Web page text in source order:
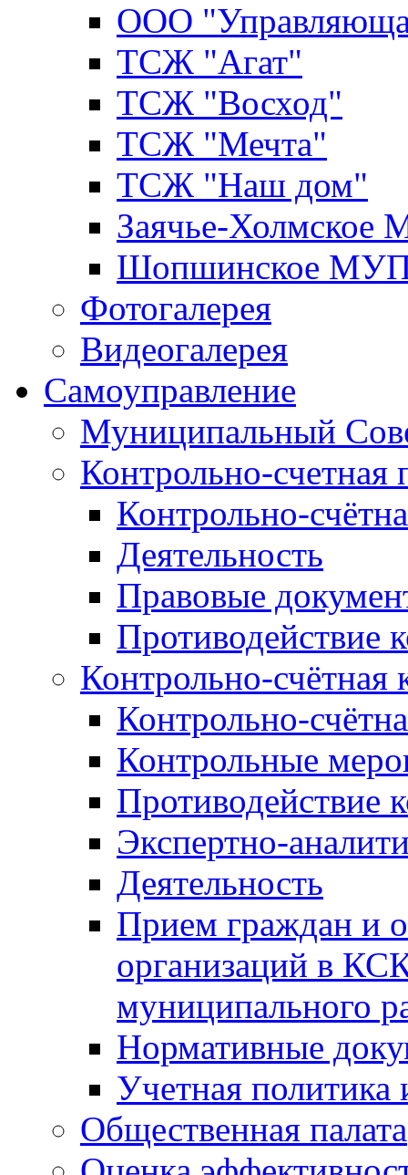
ООО
ТСЖ "Агат"
ТСЖ "Восход"
ТСЖ "Мечта"
ТСЖ "Наш дом"
Заячье-
Шопшинское
Фотогалерея
Видеогалерея
Самоуправление
Муниципальный
Контрольно-счетная
Контрольно-
Деятельность
Правовые
Противодействие
Контрольно-счётная
Контрольно-
Контрольные
Противодействие
Экспертно-
Деятельность
Прием граждан и
организаций в
муниципального
Нормативные
Учетная политика
Общественная палата